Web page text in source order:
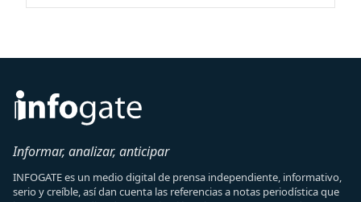
Informar, analizar, anticipar
INFOGATE es un medio digital de prensa independiente, informativo,
serio y creíble, así dan cuenta las referencias a notas periodística que